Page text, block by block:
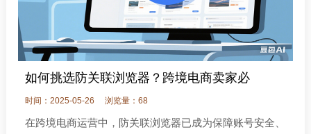
如何挑选防关联浏览器？跨境电商卖家必
时间：2025-05-26 浏览量：68
在跨境电商运营中，防关联浏览器已成为保障账号安全、